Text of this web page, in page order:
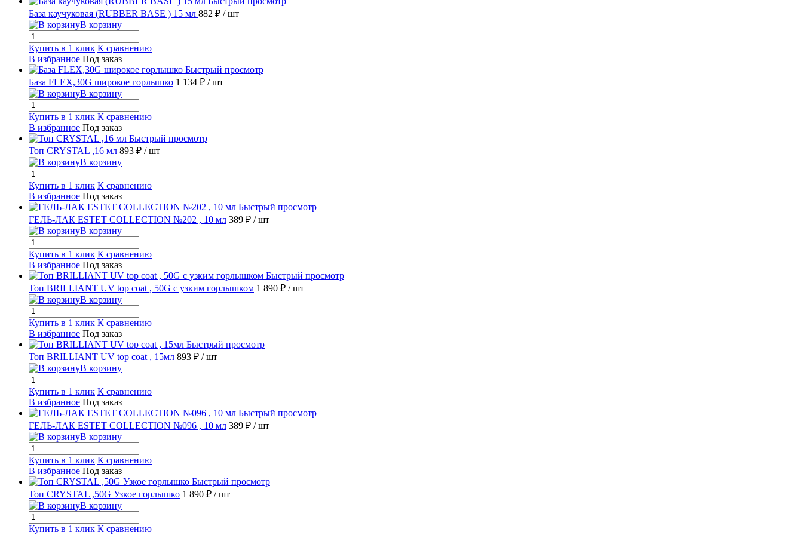
База каучуковая (RUBBER BASE ) 15 мл 882 ₽ / шт
В корзину
Купить в 1 клик К сравнению
В избранное Под заказ
Быстрый просмотр
База FLEX,30G широкое горлышко 1 134 ₽ / шт
В корзину
Купить в 1 клик К сравнению
В избранное Под заказ
Быстрый просмотр
Топ CRYSTAL ,16 мл 893 ₽ / шт
В корзину
Купить в 1 клик К сравнению
В избранное Под заказ
Быстрый просмотр
ГЕЛЬ-ЛАК ESTET COLLECTION №202 , 10 мл 389 ₽ / шт
В корзину
Купить в 1 клик К сравнению
В избранное Под заказ
Быстрый просмотр
Топ BRILLIANT UV top coat , 50G с узким горлышком 1 890 ₽ / шт
В корзину
Купить в 1 клик К сравнению
В избранное Под заказ
Быстрый просмотр
Топ BRILLIANT UV top coat , 15мл 893 ₽ / шт
В корзину
Купить в 1 клик К сравнению
В избранное Под заказ
Быстрый просмотр
ГЕЛЬ-ЛАК ESTET COLLECTION №096 , 10 мл 389 ₽ / шт
В корзину
Купить в 1 клик К сравнению
В избранное Под заказ
Быстрый просмотр
Топ CRYSTAL ,50G Узкое горлышко 1 890 ₽ / шт
В корзину
Купить в 1 клик К сравнению